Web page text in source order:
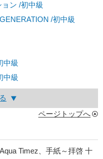
ョン /初中級
/初中級
中級
中級
ページトップへ
Timez、手紙～拝啓 十